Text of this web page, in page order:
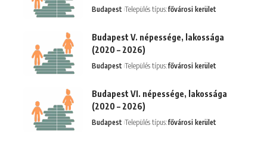
Budapest Település típus:fővárosi kerület
Budapest V. népessége, lakossága
(2020 – 2026)
Budapest Település típus:fővárosi kerület
Budapest VI. népessége, lakossága
(2020 – 2026)
Budapest Település típus:fővárosi kerület